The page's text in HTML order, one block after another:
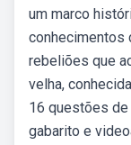
um marco
conhecimentos
rebeliões que
velha,
16 questões
gabarito e